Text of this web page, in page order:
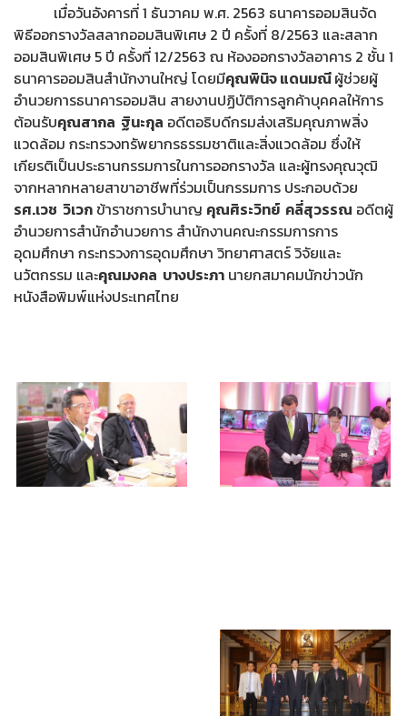
เมื่อวันอังคารที่ 1 ธันวาคม พ.ศ. 2563 ธนาคารออมสินจัด
พิธีออกรางวัลสลากออมสินพิเศษ 2 ปี ครั้งที่ 8/2563 และสลาก
ออมสินพิเศษ 5 ปี ครั้งที่ 12/2563 ณ ห้องออกรางวัลอาคาร 2 ชั้น 1
ธนาคารออมสินสำนักงานใหญ่ โดยมีคุณพินิจ แดนมณีผู้ช่วยผู้
อำนวยการธนาคารออมสิน สายงานปฏิบัติการลูกค้าบุคคลให้การ
ต้อนรับคุณสากล ฐินะกุล อดีตอธิบดีกรมส่งเสริมคุณภาพสิ่ง
แวดล้อม กระทรวงทรัพยากรธรรมชาติและสิ่งแวดล้อม ซึ่งให้
เกียรติเป็นประธานกรรมการในการออกรางวัล และผู้ทรงคุณวุฒิ
จากหลากหลายสาขาอาชีพที่ร่วมเป็นกรรมการ ประกอบด้วย
รศ.เวช วิเวก ข้าราชการบำนาญ คุณศิระวิทย์ คลี่สุวรรณ อดีตผู้
อำนวยการสำนักอำนวยการ สำนักงานคณะกรรมการการ
อุดมศึกษา กระทรวงการอุดมศึกษา วิทยาศาสตร์ วิจัยและ
นวัตกรรม และคุณมงคล บางประภา นายกสมาคมนักข่าวนัก
หนังสือพิมพ์แห่งประเทศไทย